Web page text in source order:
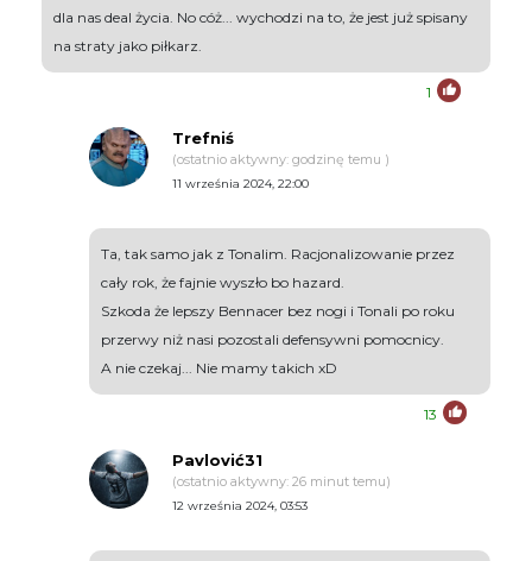
dla nas deal życia. No cóż... wychodzi na to, że jest już spisany
na straty jako piłkarz.
1
Trefniś
(ostatnio aktywny: godzinę temu )
11 września 2024, 22:00
Ta, tak samo jak z Tonalim. Racjonalizowanie przez
cały rok, że fajnie wyszło bo hazard.
Szkoda że lepszy Bennacer bez nogi i Tonali po roku
przerwy niż nasi pozostali defensywni pomocnicy.
A nie czekaj... Nie mamy takich xD
13
Pavlović31
(ostatnio aktywny: 26 minut temu)
12 września 2024, 03:53